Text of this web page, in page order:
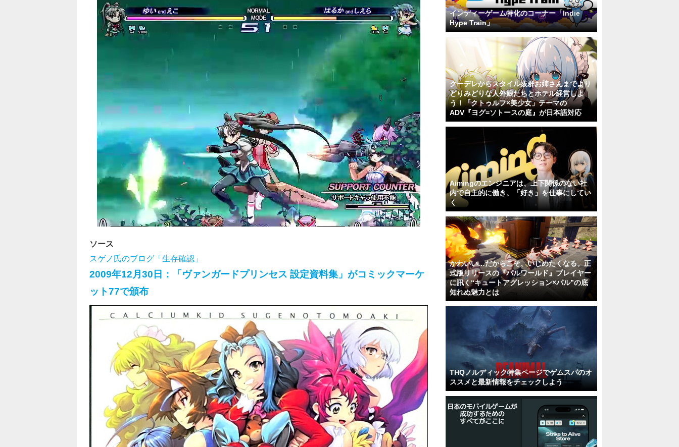
ソース
スゲノ氏のブログ「生存確認」
2009年12月30日：「ヴァンガードプリンセス 設定資料集」がコミックマーケ
ット77で頒布
インディーゲーム特化のコーナー「Indie
Hype Train」
クーデレからスタイル抜群お姉さんまでより
どりみどりな人外娘たちとホテル経営しよ
う！「クトゥルフ×美少女」テーマの
ADV『ヨグ=ソトースの庭』が日本語対応
Aimingのエンジニアは、上下関係のない社
内で自主的に働き、「好き」を仕事にしてい
く
かわいい…だからこそ、いじめたくなる。正
式版リリースの『パルワールド』プレイヤー
に訊く“キュートアグレッション×パル”の底
知れぬ魅力とは
THQノルディック特集ページでゲムスパのオ
ススメと最新情報をチェックしよう